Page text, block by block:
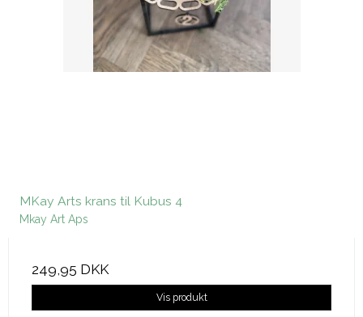
MKay Arts krans til Kubus 4
Mkay Art Aps
249,95 DKK
Vis produkt